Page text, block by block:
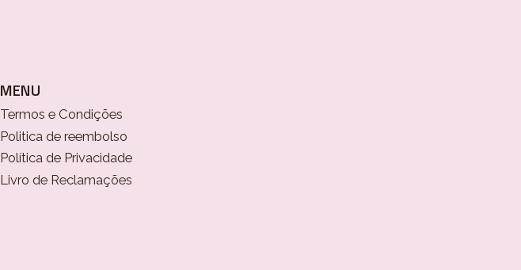
MENU
Termos e Condições
Politica de reembolso
Política de Privacidade
Livro de Reclamações